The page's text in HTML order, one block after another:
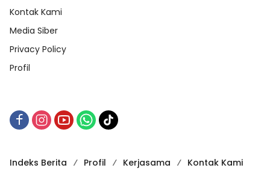
Kontak Kami
Media Siber
Privacy Policy
Profil
Indeks Berita Profil Kerjasama
Kontak Kami